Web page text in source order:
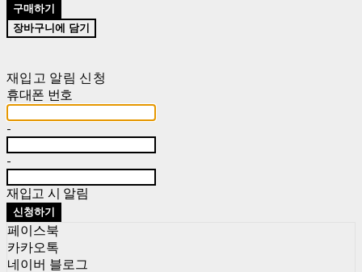
구매하기
장바구니에 담기
재입고 알림 신청
휴대폰 번호
-
-
재입고 시 알림
신청하기
페이스북
카카오톡
네이버 블로그